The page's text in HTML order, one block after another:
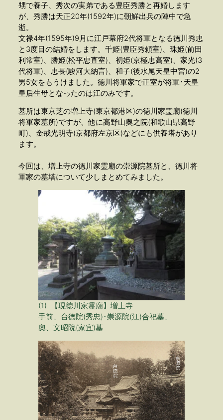
甥で養子、秀次の実弟である豊臣秀勝と再婚します
が、秀勝は天正20年(1592年)に朝鮮出兵の陣中で急
逝。
文禄4年(1595年)9月に江戸幕府2代将軍となる徳川秀忠
と3度目の結婚をします。千姫(豊臣秀頼室)、珠姫(前田
利常室)、勝姫(松平忠直室)、初姫(京極忠高室)、家光(3
代将軍)、忠長(駿河大納言)、和子(後水尾天皇中宮)の2
男5女をもうけました。徳川将軍家で正室が将軍･天皇
皇后生母となったのは江のみです。
墓所は東京芝の増上寺(東京都港区)の徳川家霊廟(徳川
将軍家墓所)ですが、他に高野山奧之院(和歌山県高野
町)、金戒光明寺(京都府左京区)などにも供養塔があり
ます。
今回は、増上寺の徳川家霊廟の崇源院墓所と、徳川将
軍家の墓塔について少しまとめてみました。
(1) 【現徳川家霊廟】増上寺
手前、台徳院(秀忠)･崇源院(江)合祀墓、
奧、文昭院(家宜)墓